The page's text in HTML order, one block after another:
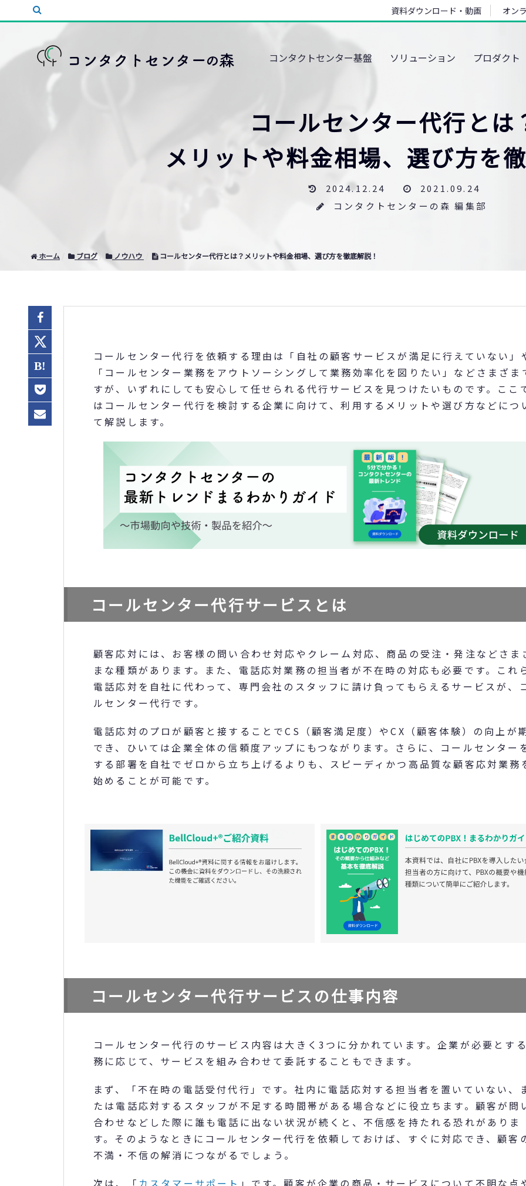
資料ダウンロード・動画 オン
コンタクトセンター基盤 ソリューション プロダクト
コールセンター代行とは
メリットや料金相場、選び方を
2024.12.24
2021.09.24
コンタクトセンターの森 編集部
ホーム ブログ ノウハウ コールセンター代行とは？メリットや料金相場、選び方を徹底解説！
コールセンター代行を依頼する理由は「自社の顧客サービスが満足に行えていない」
「コールセンター業務をアウトソーシングして業務効率化を図りたい」などさまざま
すが、いずれにしても安心して任せられる代行サービスを見つけたいものです。ここ
はコールセンター代行を検討する企業に向けて、利用するメリットや選び方などにつ
て解説します。
コールセンター代行サービスとは
顧客応対には、お客様の問い合わせ対応やクレーム対応、商品の受注・発注などさま
まな種類があります。また、電話応対業務の担当者が不在時の対応も必要です。これ
電話応対を自社に代わって、専門会社のスタッフに請け負ってもらえるサービスが、
ルセンター代行です。
電話応対のプロが顧客と接することでCS（顧客満足度）やCX（顧客体験）の向上が
でき、ひいては企業全体の信頼度アップにもつながります。さらに、コールセンター
する部署を自社でゼロから立ち上げるよりも、スピーディかつ高品質な顧客応対業務
始めることが可能です。
コールセンター代行サービスの仕事内容
コールセンター代行のサービス内容は大きく3つに分かれています。企業が必要とす
務に応じて、サービスを組み合わせて委託することもできます。
まず、「不在時の電話受付代行」です。社内に電話応対する担当者を置いていない、
たは電話応対するスタッフが不足する時間帯がある場合などに役立ちます。顧客が問
合わせなどした際に誰も電話に出ない状況が続くと、不信感を持たれる恐れがありま
す。そのようなときにコールセンター代行を依頼しておけば、すぐに対応でき、顧客
不満・不信の解消につながるでしょう。
次は、「 カスタマーサポート 」です。顧客が企業の商品・サービスについて不明な点